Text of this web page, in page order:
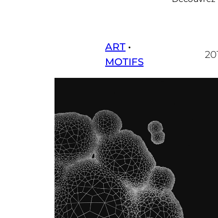
ART
MOTIFS